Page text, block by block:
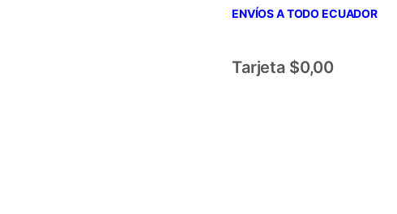
ENVÍOS A TODO ECUADOR
Tarjeta $0,00